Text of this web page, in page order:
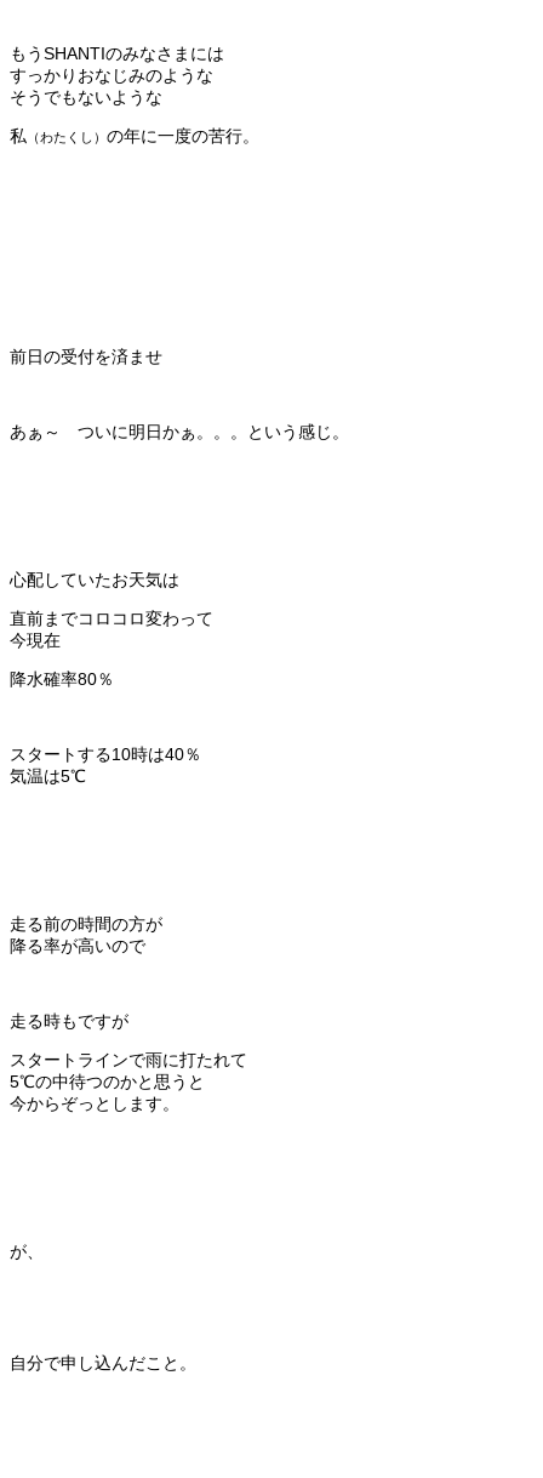
もうSHANTIのみなさまには
すっかりおなじみのような
そうでもないような
私 （わたくし） の年に一度の苦行。
前日の受付を済ませ
あぁ～ ついに明日かぁ。。。という感じ。
心配していたお天気は
直前までコロコロ変わって
今現在
降水確率80％
スタートする10時は40％
気温は5℃
走る前の時間の方が
降る率が高いので
走る時もですが
スタートラインで雨に打たれて
5℃の中待つのかと思うと
今からぞっとします。
が、
自分で申し込んだこと。